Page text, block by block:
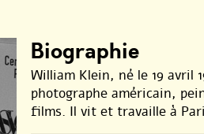
Biographie
William Klein, né le 19 avril
photographe américain,
films. Il vit et travaille à